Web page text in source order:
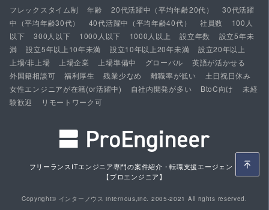
フレックスタイム制 年齢 20代活躍中（平均年齢20代）
30代活躍
中（平均年齢30代）
40代活躍中（平均年齢40代） 社員数
100人
以下
300人以下 1000人以下 1000人以上 設立年数
設立5年未
満
設立5年以上10年未満 設立10年以上20年未満
設立20年以上
上場/非上場
上場企業 上場準備中 グローバル
英語が活かせる
外国籍相談可
福利厚生 残業少なめ 離職率が低い
土日祝日休み
女性エンジニアが在籍(or活躍中)
自社内開発が多い BtoC向け
未経
験歓迎
リモートワーク可
フリーランスITエンジニア専門の案件紹介・転職支援エージェント
【プロエンジニア】
Copyright© インターノウス internous,inc. 2005-2021 All rights reserved.